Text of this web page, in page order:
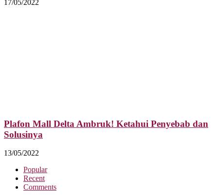
17/05/2022
Plafon Mall Delta Ambruk! Ketahui Penyebab dan
Solusinya
13/05/2022
Popular
Recent
Comments